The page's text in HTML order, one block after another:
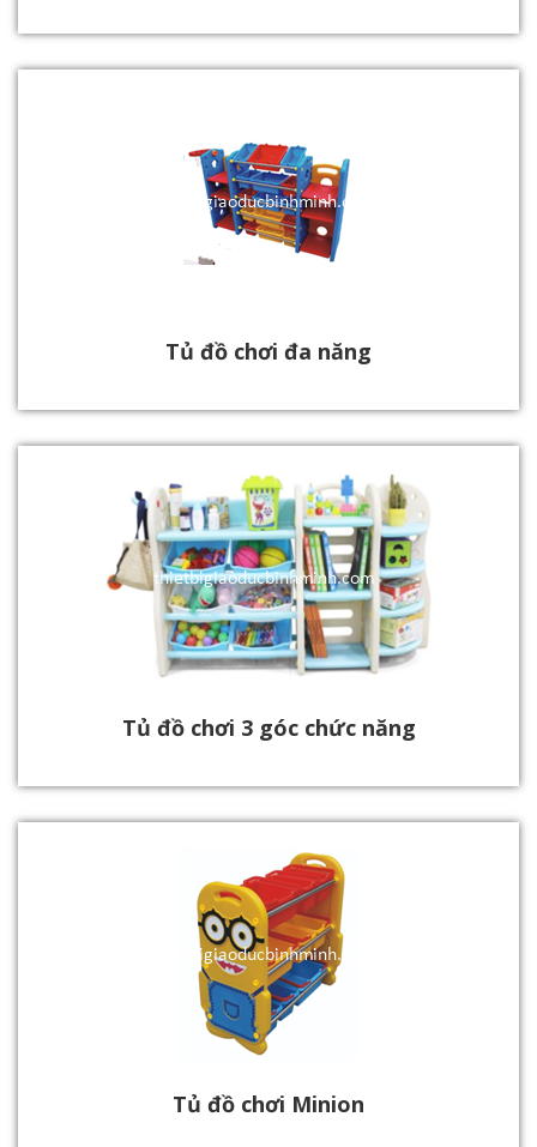
Tủ đồ chơi đa năng
Tủ đồ chơi 3 góc chức năng
Tủ đồ chơi Minion